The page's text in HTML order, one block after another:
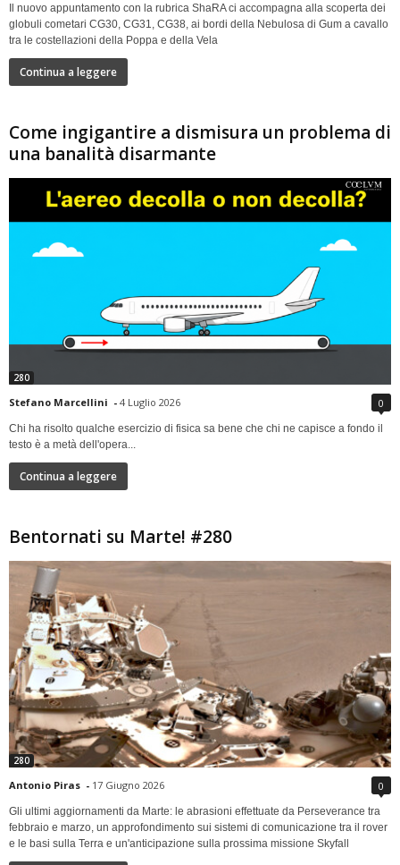
Il nuovo appuntamento con la rubrica ShaRA ci accompagna alla scoperta dei
globuli cometari CG30, CG31, CG38, ai bordi della Nebulosa di Gum a cavallo
tra le costellazioni della Poppa e della Vela
Continua a leggere
Come ingigantire a dismisura un problema di
una banalità disarmante
280
Stefano Marcellini - 4 Luglio 2026 0
Chi ha risolto qualche esercizio di fisica sa bene che chi ne capisce a fondo il
testo è a metà dell'opera...
Continua a leggere
Bentornati su Marte! #280
280
Antonio Piras - 17 Giugno 2026 0
Gli ultimi aggiornamenti da Marte: le abrasioni effettuate da Perseverance tra
febbraio e marzo, un approfondimento sui sistemi di comunicazione tra il rover
e le basi sulla Terra e un'anticipazione sulla prossima missione Skyfall